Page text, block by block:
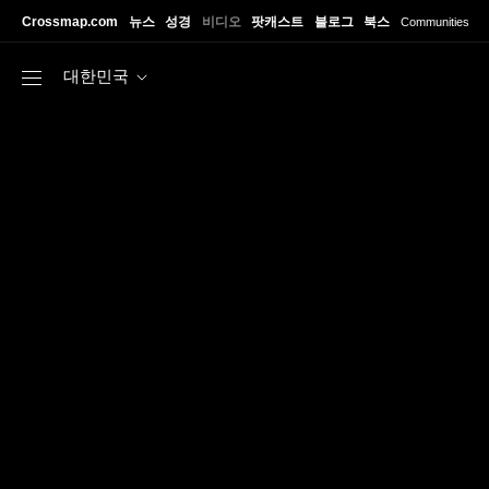
Crossmap.com 뉴스 성경 비디오 팟캐스트 블로그 북스 Communities
대한민국